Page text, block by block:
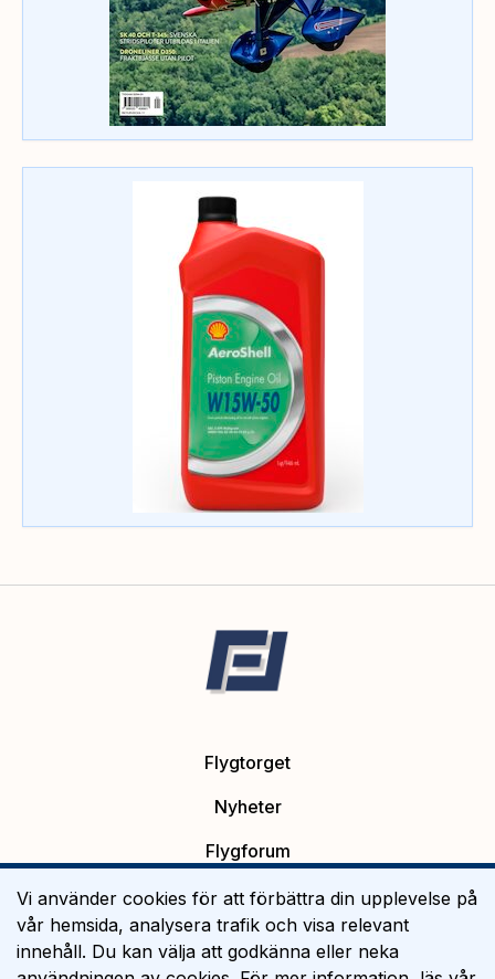
Flygtorget
Nyheter
Flygforum
Platsannonser
Flygutbildning
Vi använder cookies för att förbättra din upplevelse på
vår hemsida, analysera trafik och visa relevant
innehåll. Du kan välja att godkänna eller neka